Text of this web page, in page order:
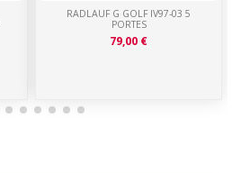
RADLAUF G GOLF IV97-03 5
PORTES
79,00 €